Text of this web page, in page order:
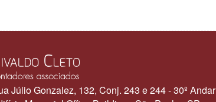
Júlio Gonzalez, 132, Conj. 243 e 244 - 30º Andar